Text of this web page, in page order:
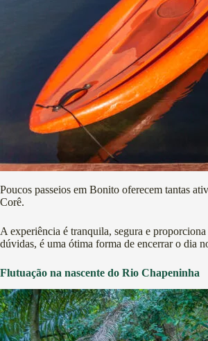
Poucos passeios em Bonito oferecem tantas
Corê.
A experiência é tranquila, segura e
dúvidas, é uma ótima forma de encerrar o dia
Flutuação na nascente do Rio Chapeninha